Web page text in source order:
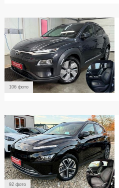
106 фото
92 фото